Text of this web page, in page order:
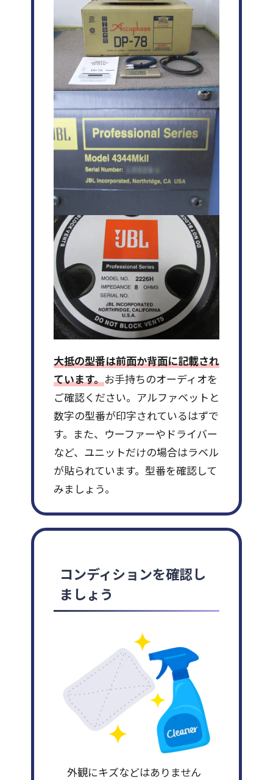
大抵の型番は前面か背面に記載され
ています。お手持ちのオーディオを
ご確認ください。アルファベットと
数字の型番が印字されているはずで
す。また、ウーファーやドライバー
など、ユニットだけの場合はラベル
が貼られています。型番を確認して
みましょう。
コンディションを確認し
ましょう
外観にキズなどはありません